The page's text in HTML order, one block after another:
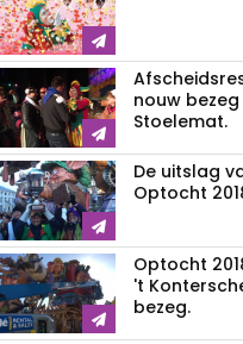
nouw
Stoelemat.
De uitslag
Optocht
Optocht
't
bezeg.